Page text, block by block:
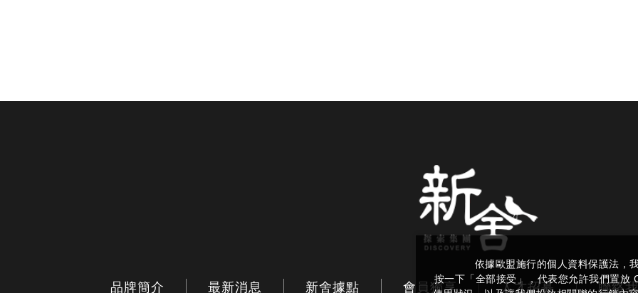
品牌簡介 最新消息 新舍據點 會員獨享 人才招募 聯絡
依據歐盟施行的個人資料保護法，
按一下「全部接受」，代表您允許我們置放